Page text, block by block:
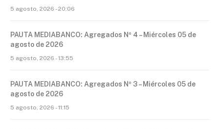
5 agosto, 2026 - 20:06
PAUTA MEDIABANCO: Agregados Nº 4 – Miércoles 05 de
agosto de 2026
5 agosto, 2026 - 13:55
PAUTA MEDIABANCO: Agregados Nº 3 – Miércoles 05 de
agosto de 2026
5 agosto, 2026 - 11:15